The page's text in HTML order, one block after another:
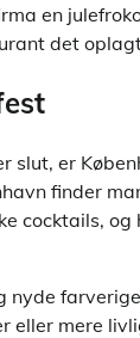
en
det
slut, er
finder
cocktails,
nyde
eller mere